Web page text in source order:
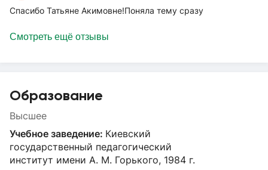
Спасибо Татьяне Акимовне!Поняла тему сразу
Смотреть ещё отзывы
Образование
Высшее
Учебное заведение: Киевский
государственный педагогический
институт имени А. М. Горького, 1984 г.